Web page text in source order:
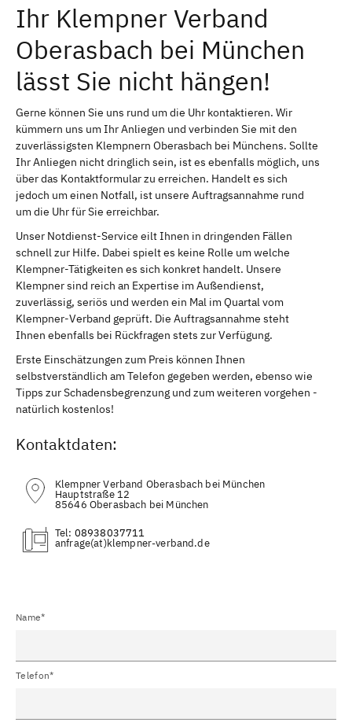
Ihr Klempner Verband
Oberasbach bei München
lässt Sie nicht hängen!
Gerne können Sie uns rund um die Uhr kontaktieren. Wir
kümmern uns um Ihr Anliegen und verbinden Sie mit den
zuverlässigsten Klempnern Oberasbach bei Münchens. Sollte
Ihr Anliegen nicht dringlich sein, ist es ebenfalls möglich, uns
über das Kontaktformular zu erreichen. Handelt es sich
jedoch um einen Notfall, ist unsere Auftragsannahme rund
um die Uhr für Sie erreichbar.
Unser Notdienst-Service eilt Ihnen in dringenden Fällen
schnell zur Hilfe. Dabei spielt es keine Rolle um welche
Klempner-Tätigkeiten es sich konkret handelt. Unsere
Klempner sind reich an Expertise im Außendienst,
zuverlässig, seriös und werden ein Mal im Quartal vom
Klempner-Verband geprüft. Die Auftragsannahme steht
Ihnen ebenfalls bei Rückfragen stets zur Verfügung.
Erste Einschätzungen zum Preis können Ihnen
selbstverständlich am Telefon gegeben werden, ebenso wie
Tipps zur Schadensbegrenzung und zum weiteren vorgehen -
natürlich kostenlos!
Kontaktdaten:
Klempner Verband Oberasbach bei München
Hauptstraße 12
85646 Oberasbach bei München
Tel: 08938037711
(at)
Name*
Telefon*